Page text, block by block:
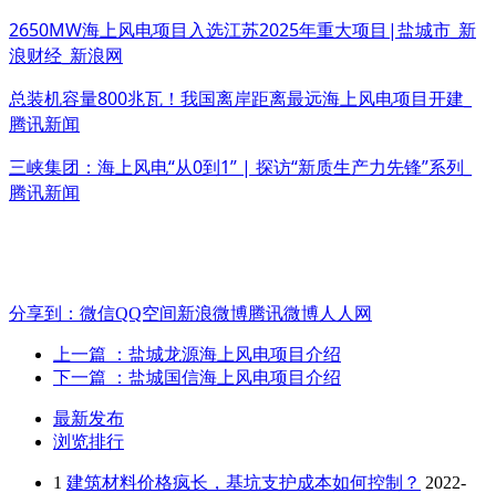
2650MW海上风电项目入选江苏2025年重大项目|盐城市_新
浪财经_新浪网
总装机容量800兆瓦！我国离岸距离最远海上风电项目开建_
腾讯新闻
三峡集团：海上风电“从0到1” | 探访“新质生产力先锋”系列_
腾讯新闻
分享到： 微信QQ空间新浪微博腾讯微博人人网
上一篇
：盐城龙源海上风电项目介绍
下一篇
：盐城国信海上风电项目介绍
最新发布
浏览排行
1 建筑材料价格疯长，基坑支护成本如何控制？ 2022-